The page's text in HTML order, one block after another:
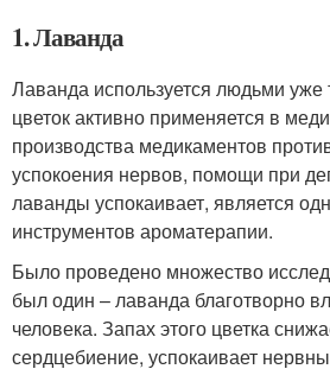
1. Лаванда
Лаванда используется людьми уже
цветок активно применяется в
производства медикаментов
успокоения нервов, помощи при
лаванды успокаивает, является
инструментов ароматерапии.
Было проведено множество
был один – лаванда благотворно
человека. Запах этого цветка
сердцебиение, успокаивает